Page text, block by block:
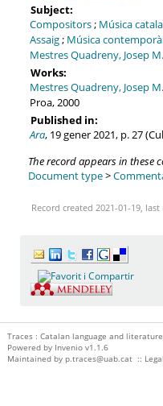
Subject:
Compositors; Música
Assaig; Música
Mestres Quadreny, Josep M.
Works:
Mestres Quadreny, Josep M.
Proa, 2000
Published in:
Ara, 19 gener 2021, p. 27
The record appears in these
Document type>
Record created 2021-01-19,
Traces : Catalan language and
Powered by Inveniov1.1.6
Maintained by p.traces@uab.cat::